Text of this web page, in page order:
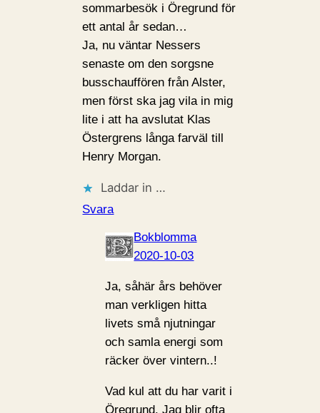
sommarbesök i Öregrund för
ett antal år sedan…
Ja, nu väntar Nessers
senaste om den sorgsne
busschauffören från Alster,
men först ska jag vila in mig
lite i att ha avslutat Klas
Östergrens långa farväl till
Henry Morgan.
Laddar in …
Svara
Bokblomma
2020-10-03
Ja, såhär års behöver
man verkligen hitta
livets små njutningar
och samla energi som
räcker över vintern..!
Vad kul att du har varit i
Öregrund. Jag blir ofta